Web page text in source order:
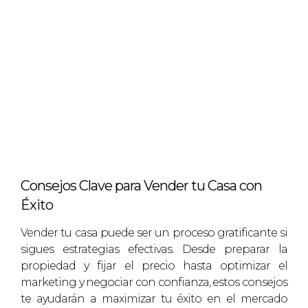
Consejos Clave para Vender tu Casa con
Éxito
Vender tu casa puede ser un proceso gratificante si
sigues estrategias efectivas. Desde preparar la
propiedad y fijar el precio hasta optimizar el
marketing y negociar con confianza, estos consejos
te ayudarán a maximizar tu éxito en el mercado